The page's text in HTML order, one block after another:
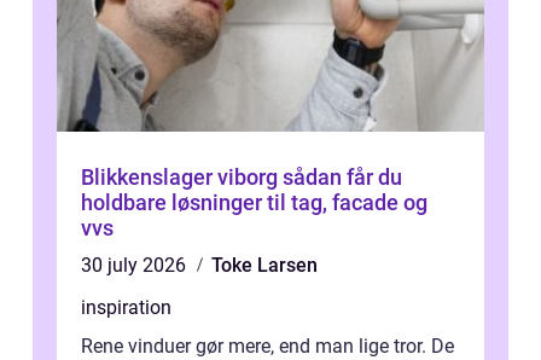
Blikkenslager viborg sådan får du
holdbare løsninger til tag, facade og
vvs
30 july 2026
Toke Larsen
inspiration
Rene vinduer gør mere, end man lige tror. De